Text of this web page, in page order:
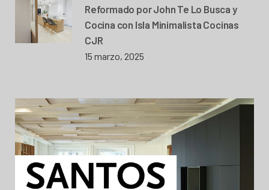
Reformado por John Te Lo Busca y
Cocina con Isla Minimalista Cocinas
CJR
15 marzo, 2025